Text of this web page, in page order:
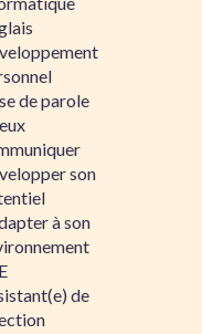
de parole
son
à son
de